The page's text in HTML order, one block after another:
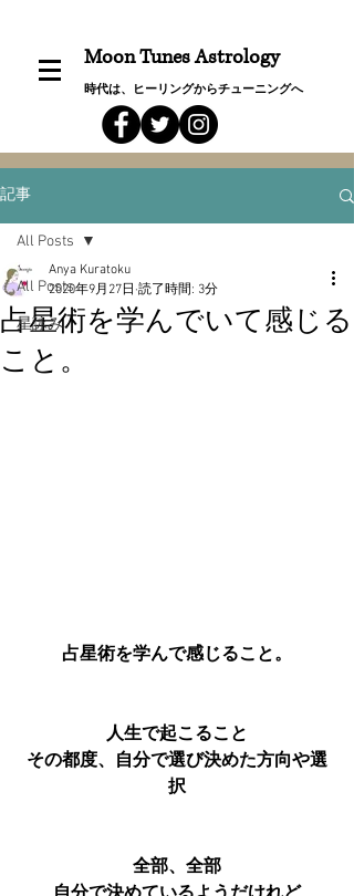
Moon Tunes Astrology
時代は、ヒーリングからチューニングへ
記事
All Posts
星詠み
All Posts
占星術を学んでいて感じる
こと。
Anya Kuratoku
2020年9月27日 読了時間: 3分
占星術を学んで感じること。
人生で起こること
その都度、自分で選び決めた方向や選
択
全部、全部